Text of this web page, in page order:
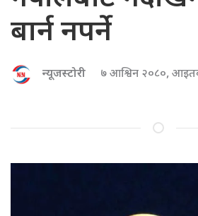
बार्न नपर्ने
न्यूजस्टोरी ७ आश्विन २०८०,